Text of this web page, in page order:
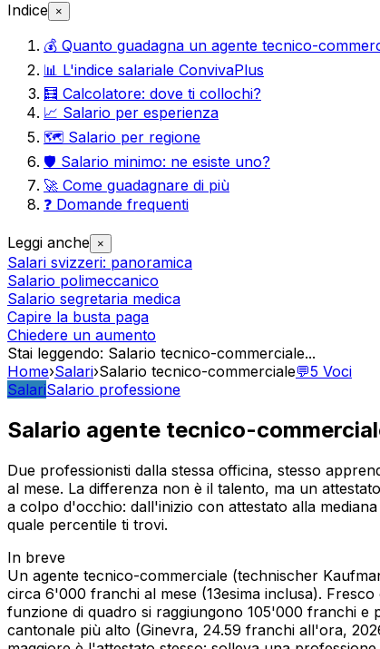
Indice ×
💰 Quanto guadagna un agente tecnico-
📊 L'indice salariale ConvivaPlus
🧮 Calcolatore: dove ti collochi?
📈 Salario per esperienza
🗺️ Salario per regione
🛡️ Salario minimo: ne esiste uno?
🚀 Come guadagnare di più
❓ Domande frequenti
Leggi anche ×
Salari svizzeri: panoramica
Salario polimeccanico
Salario segretaria medica
Capire la busta paga
Chiedere un aumento
Stai leggendo: Salario tecnico-commerciale...
Home›Salari›Salario tecnico-commerciale💬5 Voci
SalariSalario professione
Salario agente tecnico-
Due professionisti dalla stessa officina, stesso
al mese. La differenza non è il talento, ma un
a colpo d'occhio: dall'inizio con attestato alla
quale percentile ti trovi.
In breve
Un agente tecnico-commerciale (technischer
circa 6'000 franchi al mese (13esima inclusa).
funzione di quadro si raggiungono 105'000 franchi e
cantonale più alto (Ginevra, 24.59 franchi all'ora,